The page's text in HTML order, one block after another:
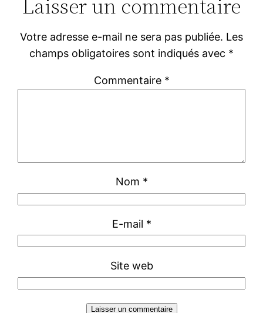
Laisser un commentaire
Votre adresse e-mail ne sera pas publiée. Les
champs obligatoires sont indiqués avec *
Commentaire *
Nom *
E-mail *
Site web